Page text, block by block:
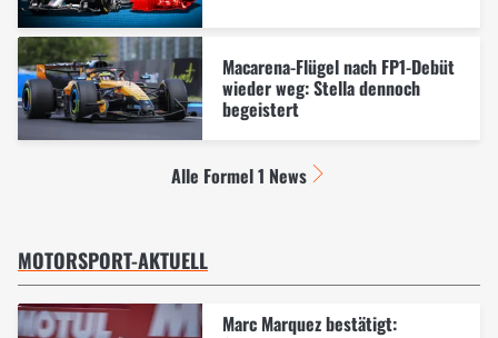
Macarena-Flügel nach FP1-Debüt
wieder weg: Stella dennoch
begeistert
Alle Formel 1 News
MOTORSPORT-AKTUELL
Marc Marquez bestätigt: